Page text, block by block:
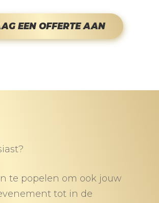
EEN OFFERTE AAN
te popelen om ook jouw
tot in de